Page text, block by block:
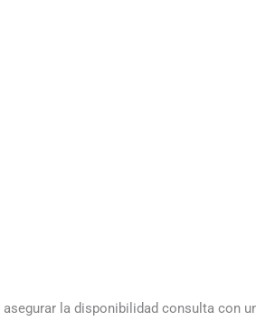
la disponibilidad consulta con